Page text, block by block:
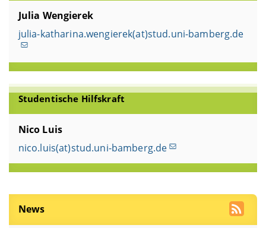
Julia Wengierek
julia-katharina.wengierek(at)stud.uni-bamberg.de
Studentische Hilfskraft
Nico Luis
nico.luis(at)stud.uni-bamberg.de
News